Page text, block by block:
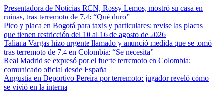
Presentadora de Noticias RCN, Rossy Lemos, mostró su casa en
ruinas, tras terremoto de 7,4: “Qué duro”
Pico y placa en Bogotá para taxis y particulares: revise las placas
que tienen restricción del 10 al 16 de agosto de 2026
Taliana Vargas hizo urgente llamado y anunció medida que se tomó
tras terremoto de 7.4 en Colombia: “Se necesita”
Real Madrid se expresó por el fuerte terremoto en Colombia:
comunicado oficial desde España
Angustia en Deportivo Pereira por terremoto: jugador reveló cómo
se vivió en la interna